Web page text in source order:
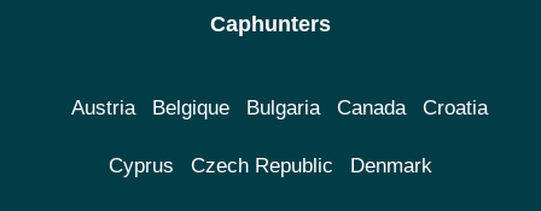
Caphunters
Austria Belgique Bulgaria Canada Croatia
Cyprus Czech Republic Denmark